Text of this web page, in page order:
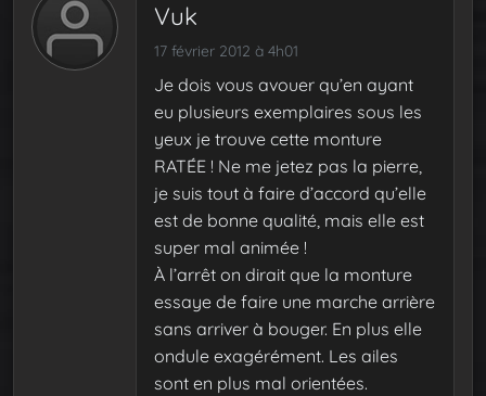
Vuk
17 février 2012 à 4h01
Je dois vous avouer qu’en ayant
eu plusieurs exemplaires sous les
yeux je trouve cette monture
RATÉE ! Ne me jetez pas la pierre,
je suis tout à faire d’accord qu’elle
est de bonne qualité, mais elle est
super mal animée !
À l’arrêt on dirait que la monture
essaye de faire une marche arrière
sans arriver à bouger. En plus elle
ondule exagérément. Les ailes
sont en plus mal orientées.